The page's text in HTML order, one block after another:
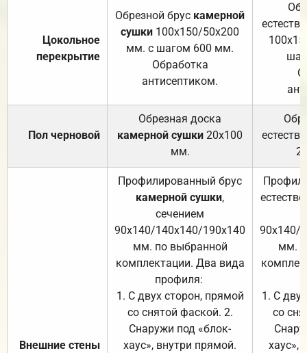
Цокольное
перекрытие
Обрезной брус камерной
сушки 100х150/50х200
мм. с шагом 600 мм.
Обработка
антисептиком.
Пол черновой
Обрезная доска
камерной сушки 20х100
мм.
Внешние стены
Профилированный брус
камерной сушки,
сечением
90х140/140х140/190х140
мм. по выбранной
комплектации. Два вида
профиля:
1. С двух сторон, прямой
со снятой фаской. 2.
Снаружи под «блок-
хаус», внутри прямой.
90х140/
мм.
1. С
со
хаус»,